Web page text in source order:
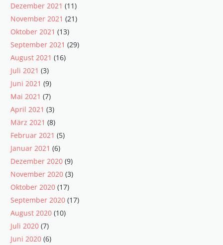
Dezember 2021 (11)
November 2021 (21)
Oktober 2021 (13)
September 2021 (29)
August 2021 (16)
Juli 2021 (3)
Juni 2021 (9)
Mai 2021 (7)
April 2021 (3)
März 2021 (8)
Februar 2021 (5)
Januar 2021 (6)
Dezember 2020 (9)
November 2020 (3)
Oktober 2020 (17)
September 2020 (17)
August 2020 (10)
Juli 2020 (7)
Juni 2020 (6)